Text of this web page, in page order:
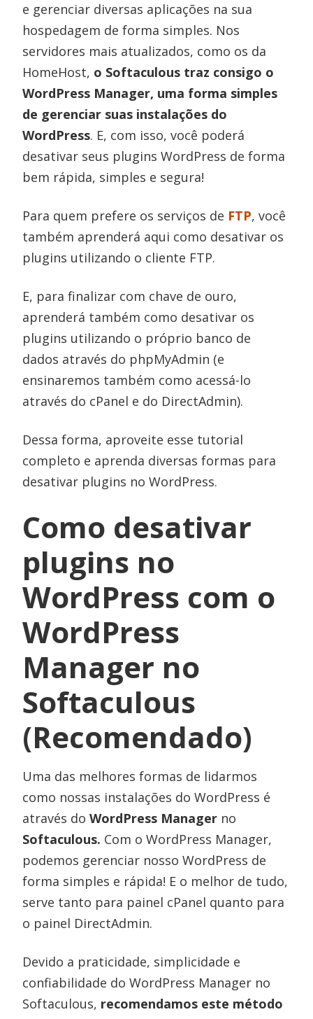
e gerenciar diversas aplicações na sua
hospedagem de forma simples. Nos
servidores mais atualizados, como os da
HomeHost, o Softaculous traz consigo o
WordPress Manager, uma forma simples
de gerenciar suas instalações do
WordPress. E, com isso, você poderá
desativar seus plugins WordPress de forma
bem rápida, simples e segura!
Para quem prefere os serviços de FTP, você
também aprenderá aqui como desativar os
plugins utilizando o cliente FTP.
E, para finalizar com chave de ouro,
aprenderá também como desativar os
plugins utilizando o próprio banco de
dados através do phpMyAdmin (e
ensinaremos também como acessá-lo
através do cPanel e do DirectAdmin).
Dessa forma, aproveite esse tutorial
completo e aprenda diversas formas para
desativar plugins no WordPress.
Como desativar
plugins no
WordPress com o
WordPress
Manager no
Softaculous
(Recomendado)
Uma das melhores formas de lidarmos
como nossas instalações do WordPress é
através do WordPress Manager no
Softaculous. Com o WordPress Manager,
podemos gerenciar nosso WordPress de
forma simples e rápida! E o melhor de tudo,
serve tanto para painel cPanel quanto para
o painel DirectAdmin.
Devido a praticidade, simplicidade e
confiabilidade do WordPress Manager no
Softaculous, recomendamos este método